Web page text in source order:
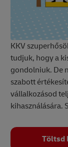
KKV
tudjuk, hogy a
gondolniuk. De
szabott
vállalkozásod
kihasználására.
Töltsd